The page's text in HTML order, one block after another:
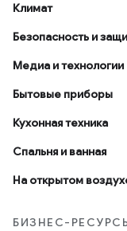
Климат
Безопасность и
Медиа и технологии
Бытовые приборы
Кухонная техника
Спальня и ванная
На открытом
БИЗНЕС-